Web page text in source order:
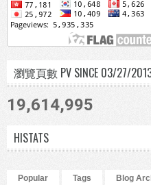
瀏覽頁數 PV SINCE 03/27/
19,614,995
HISTATS
Popular Tags Blog